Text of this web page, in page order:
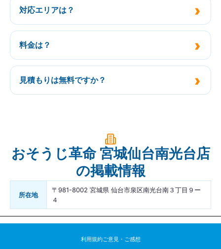
対応エリアは？
料金は？
見積もりは無料ですか？
おそうじ革命 宮城仙台南光台店
の掲載情報
所在地
〒981-8002 宮城県 仙台市泉区南光台南３丁目９ー
４
利用規約ご意見・ご感想